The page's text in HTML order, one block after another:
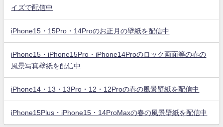
イズで配信中
iPhone15・15Pro・14Proのお正月の壁紙を配信中
iPhone15・iPhone15Pro・iPhone14Proのロック画面等の春の
風景写真壁紙を配信中
iPhone14・13・13Pro・12・12Proの春の風景壁紙を配信中
iPhone15Plus・iPhone15・14ProMaxの春の風景壁紙を配信中